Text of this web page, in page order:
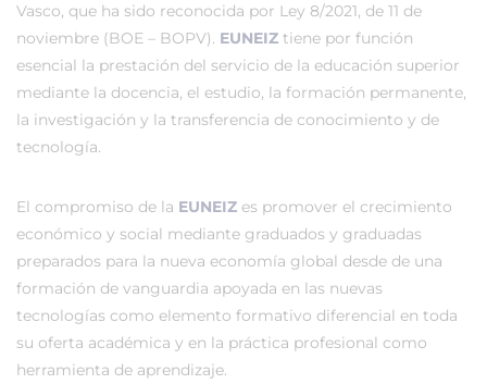
Vasco, que ha sido reconocida por Ley 8/2021, de 11 de
noviembre (BOE – BOPV). EUNEIZ tiene por función
esencial la prestación del servicio de la educación superior
mediante la docencia, el estudio, la formación permanente,
la investigación y la transferencia de conocimiento y de
tecnología.
El compromiso de la EUNEIZ es promover el crecimiento
económico y social mediante graduados y graduadas
preparados para la nueva economía global desde de una
formación de vanguardia apoyada en las nuevas
tecnologías como elemento formativo diferencial en toda
su oferta académica y en la práctica profesional como
herramienta de aprendizaje.